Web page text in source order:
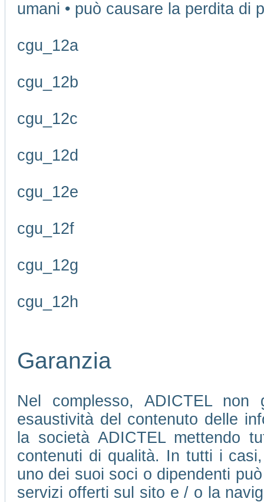
umani • può causare la perdita di
cgu_12a
cgu_12b
cgu_12c
cgu_12d
cgu_12e
cgu_12f
cgu_12g
cgu_12h
Garanzia
Nel complesso, ADICTEL non
esaustività del contenuto delle
la società ADICTEL mettendo
contenuti di qualità. In tutti i
uno dei suoi soci o dipendenti
servizi offerti sul sito e / o la